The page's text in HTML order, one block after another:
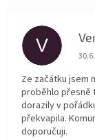
V
Ze začátku jsem
proběhlo přesně
dorazily v
překvapila.
doporučuji.